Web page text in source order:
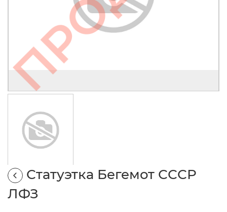
Статуэтка Бегемот СССР
ЛФЗ